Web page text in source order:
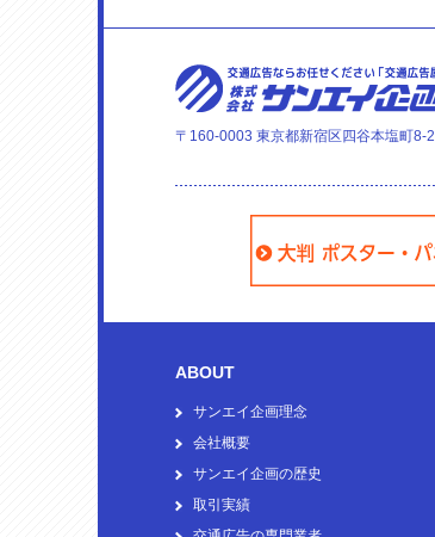
〒160-0003 東京都新宿区四谷本塩町8-2
ABOUT
サンエイ企画理念
会社概要
サンエイ企画の歴史
取引実績